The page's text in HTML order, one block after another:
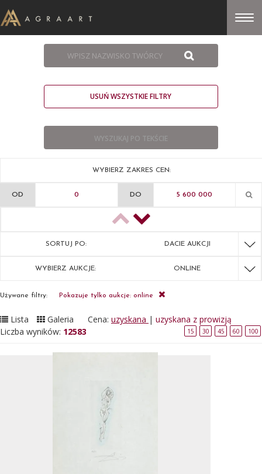
USUŃ WSZYSTKIE FILTRY
WYBIERZ ZAKRES CEN:
OD DO
SORTUJ PO: DACIE AUKCJI
WYBIERZ AUKCJE: ONLINE
Używane filtry: Pokazuje tylko aukcje: online
Lista Galeria Cena: uzyskana | uzyskana z prowizją
Liczba wyników: 12583 15 30 45 60 100